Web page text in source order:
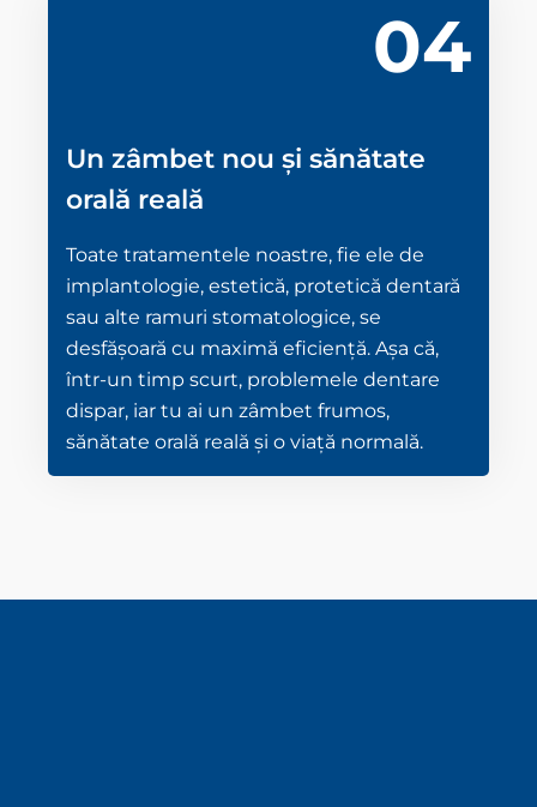
04
Un zâmbet nou și sănătate
orală reală
Toate tratamentele noastre, fie ele de
implantologie, estetică, protetică dentară
sau alte ramuri stomatologice, se
desfășoară cu maximă eficiență. Așa că,
într-un timp scurt, problemele dentare
dispar, iar tu ai un zâmbet frumos,
sănătate orală reală și o viață normală.